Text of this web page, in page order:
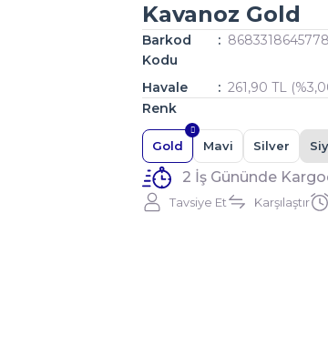
Kavanoz Gold
Barkod
Kodu
8683318645778
Havale
261,90 TL
Renk
Gold Mavi Silver
2 İş Gününde
Tavsiye Et Karşılaştır